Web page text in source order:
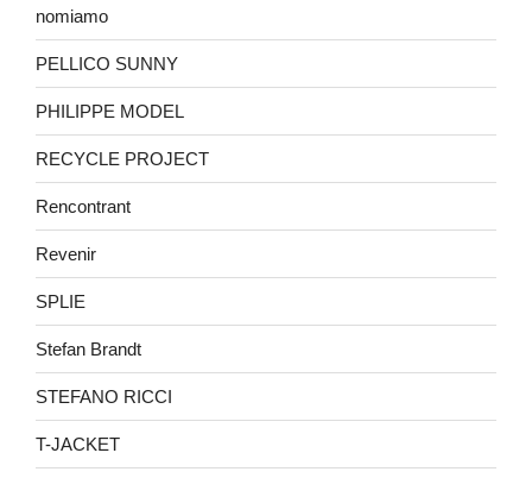
nomiamo
PELLICO SUNNY
PHILIPPE MODEL
RECYCLE PROJECT
Rencontrant
Revenir
SPLIE
Stefan Brandt
STEFANO RICCI
T-JACKET